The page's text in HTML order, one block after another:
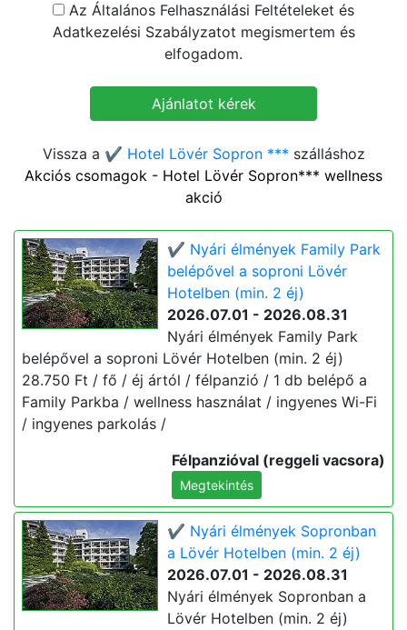
Az Általános Felhasználási Feltételeket és
Adatkezelési Szabályzatot megismertem és
elfogadom.
Vissza a ✔️ Hotel Lövér Sopron *** szálláshoz
Akciós csomagok - Hotel Lövér Sopron*** wellness
akció
✔️ Nyári élmények Family Park
belépővel a soproni Lövér
Hotelben (min. 2 éj)
2026.07.01 - 2026.08.31
Nyári élmények Family Park
belépővel a soproni Lövér Hotelben (min. 2 éj)
28.750 Ft / fő / éj ártól / félpanzió / 1 db belépő a
Family Parkba / wellness használat / ingyenes Wi-Fi
/ ingyenes parkolás /
Félpanzióval (reggeli vacsora)
Megtekintés
✔️ Nyári élmények Sopronban
a Lövér Hotelben (min. 2 éj)
2026.07.01 - 2026.08.31
Nyári élmények Sopronban a
Lövér Hotelben (min. 2 éj)